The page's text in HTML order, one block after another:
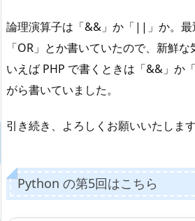
論理演算子は「&&」か「||」か。最
「OR」とか書いていたので、新鮮
いえば PHP で書くときは「&&」か
がら書いていました。
引き続き、よろしくお願いいたします
Python の第5回はこちら